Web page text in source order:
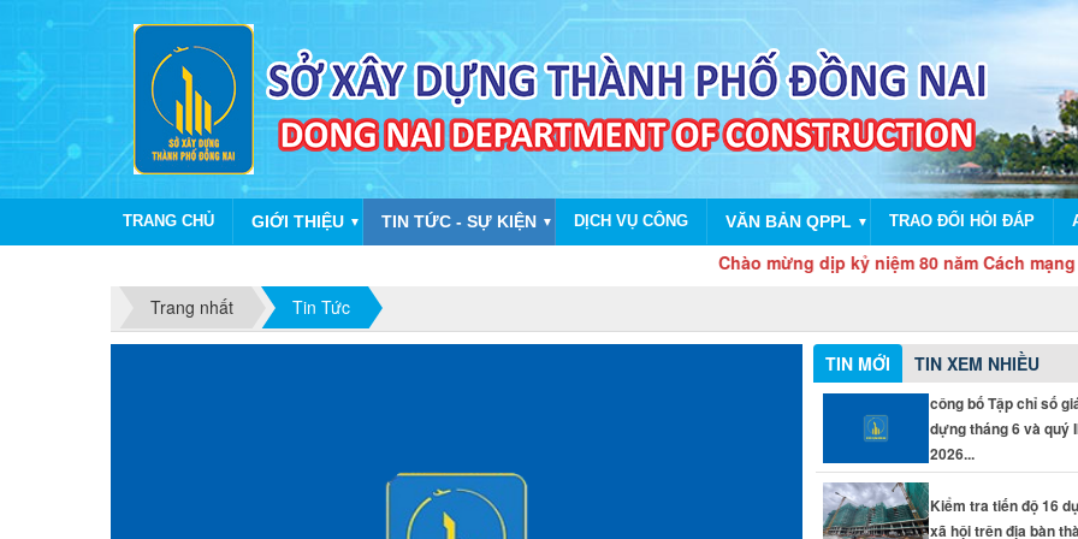
TRANG CHỦ GIỚI THIỆU ▼ TIN TỨC - SỰ KIỆN ▼ DỊCH VỤ CÔNG VĂN BẢN QPPL ▼ TRAO ĐỔI HỎI ĐÁP
Chào mừng dịp kỷ niệm 80 năm Cách mạng tháng
Trang nhất
Tin Tức
TIN MỚI TIN XEM NHIỀU
công bố Tập chỉ số
dựng tháng 6 và quý
2026...
Kiểm tra tiến độ 16
xã hội trên địa bàn